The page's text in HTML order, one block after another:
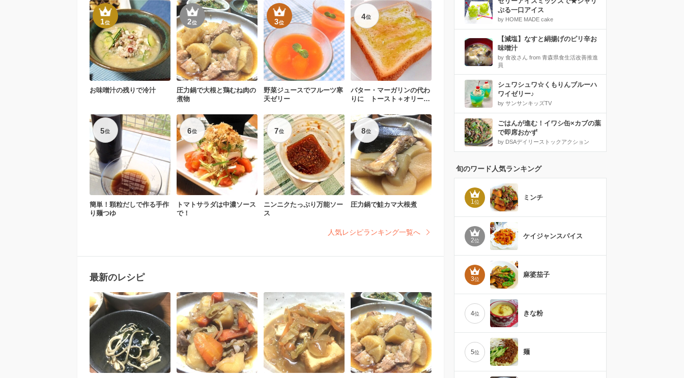
1位
お味噌汁の残りで冷汁
2位
圧力鍋で大根と鶏むね肉の
煮物
3位
野菜ジュースでフルーツ寒
天ゼリー
4位
バター・マーガリンの代わ
りに トースト＋オリーブ
5位
簡単！顆粒だしで作る手作
り麺つゆ
6位
トマトサラダは中濃ソース
で！
7位
ニンニクたっぷり万能ソー
ス
8位
圧力鍋で鮭カマ大根煮
人気レシピランキング一覧へ
最新のレシピ
ぷる一口アイス
by HOME MADE cake
【減塩】なすと絹揚げのピリ辛お
味噌汁
by 食改さん from 青森県食生活改善推進
員
シュワシュワ☆くもりんブルーハ
ワイゼリー♪
by サンサンキッズTV
ごはんが進む！イワシ缶×カブの葉
で即席おかず
by DSAデイリーストックアクション
旬のワード人気ランキング
1位
ミンチ
2位
ケイジャンスパイス
3位
麻婆茄子
4位 きな粉
5位 麺